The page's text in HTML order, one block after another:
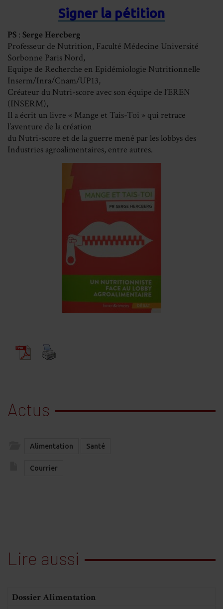
Signer la pétition
PS : Serge Hercberg
Professeur de Nutrition, Faculté Médecine Université
Sorbonne Paris Nord,
Equipe de Recherche en Epidémiologie Nutritionnelle
Inserm/Inra/Cnam/UP13,
Créateur du Nutri-score avec son équipe de l’EREN
(INSERM),
Il a écrit un livre « Mange et Tais-Toi » qui retrace
l’aventure de la création
du Nutri-score et de la guerre mené par les lobbys des
Industries agroalimentaires, entre autres.
Actus
Alimentation Santé
Courrier
Lire aussi
Dossier Alimentation